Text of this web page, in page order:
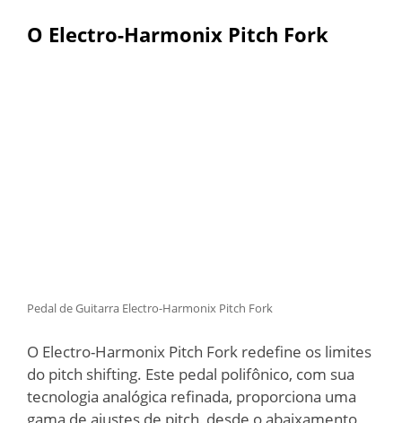
O Electro-Harmonix Pitch Fork
Pedal de Guitarra Electro-Harmonix Pitch Fork
O Electro-Harmonix Pitch Fork redefine os limites
do pitch shifting. Este pedal polifônico, com sua
tecnologia analógica refinada, proporciona uma
gama de ajustes de pitch, desde o abaixamento